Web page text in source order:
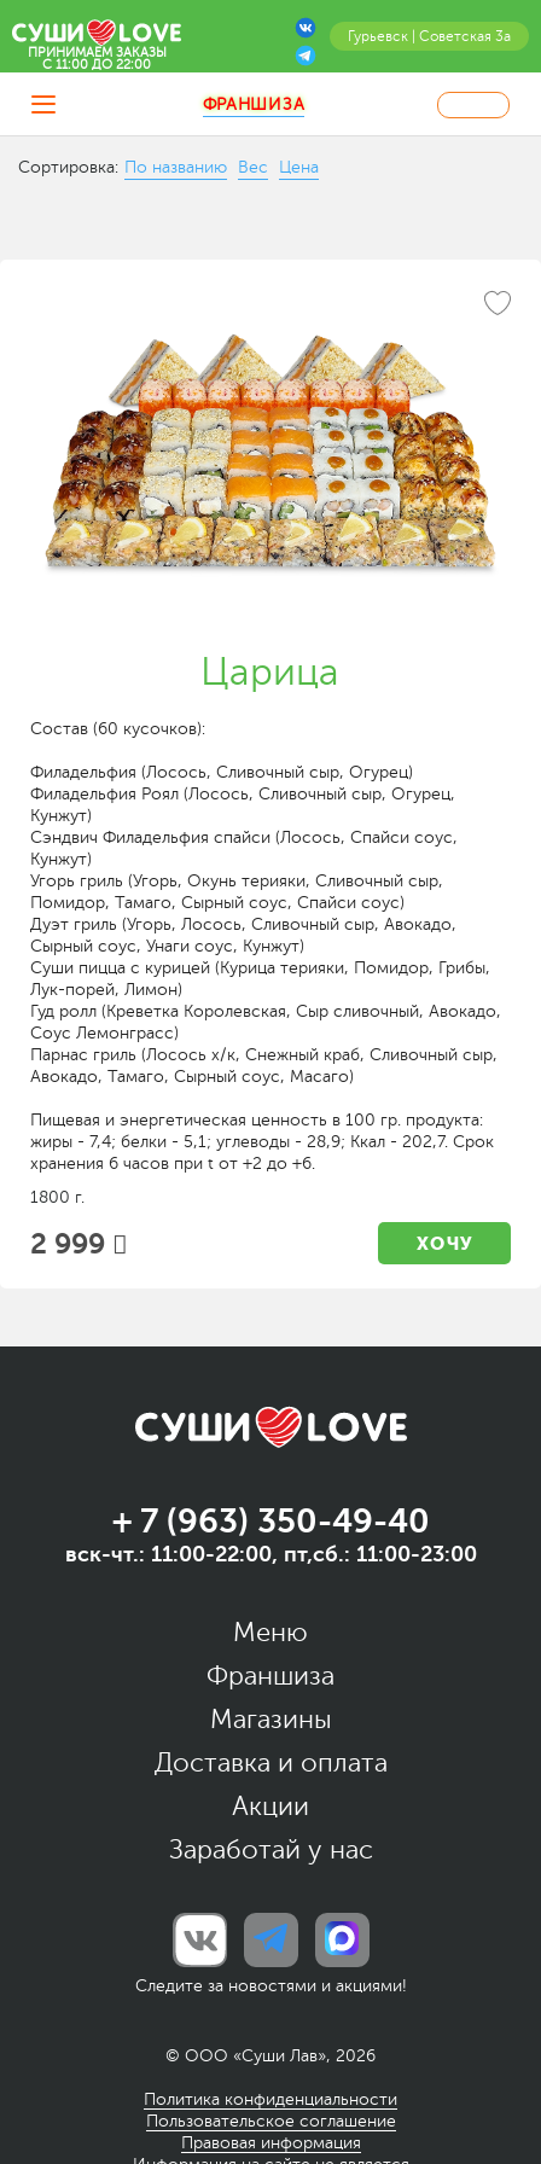
Гурьевск | Советская 3а
ПРИНИМАЕМ ЗАКАЗЫ
C 11:00 ДО 22:00
ФРАНШИЗА
Сортировка: По названию Вес Цена
Царица
Состав (60 кусочков):
Филадельфия (Лосось, Сливочный сыр, Огурец)
Филадельфия Роял (Лосось, Сливочный сыр, Огурец,
Кунжут)
Сэндвич Филадельфия спайси (Лосось, Спайси соус,
Кунжут)
Угорь гриль (Угорь, Окунь терияки, Сливочный сыр,
Помидор, Тамаго, Сырный соус, Спайси соус)
Дуэт гриль (Угорь, Лосось, Сливочный сыр, Авокадо,
Сырный соус, Унаги соус, Кунжут)
Суши пицца с курицей (Курица терияки, Помидор, Грибы,
Лук-порей, Лимон)
Гуд ролл (Креветка Королевская, Сыр сливочный, Авокадо,
Соус Лемонграсс)
Парнас гриль (Лосось х/к, Снежный краб, Сливочный сыр,
Авокадо, Тамаго, Сырный соус, Масаго)
Пищевая и энергетическая ценность в 100 гр. продукта:
жиры - 7,4; белки - 5,1; углеводы - 28,9; Ккал - 202,7. Срок
хранения 6 часов при t от +2 до +6.
1800 г.
2 999 ХОЧУ
+ 7 (963) 350-49-40
вск-чт.: 11:00-22:00, пт,сб.: 11:00-23:00
Меню
Франшиза
Магазины
Доставка и оплата
Акции
Заработай у нас
Следите за новостями и акциями!
© ООО «Суши Лав», 2026
Политика конфиденциальности
Пользовательское соглашение
Правовая информация